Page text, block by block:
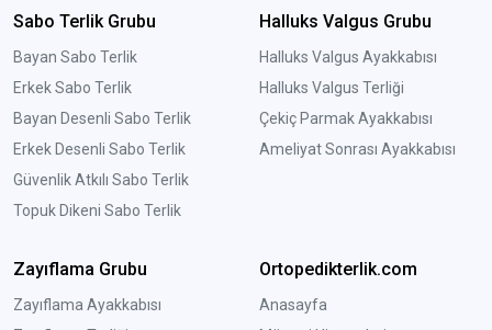
Sabo Terlik Grubu
Bayan Sabo Terlik
Erkek Sabo Terlik
Bayan Desenli Sabo Terlik
Erkek Desenli Sabo Terlik
Güvenlik Atkılı Sabo Terlik
Topuk Dikeni Sabo Terlik
Halluks Valgus Grubu
Halluks Valgus Ayakkabısı
Halluks Valgus Terliği
Çekiç Parmak Ayakkabısı
Ameliyat Sonrası Ayakkabısı
Zayıflama Grubu
Zayıflama Ayakkabısı
Ortopedikterlik.com
Anasayfa